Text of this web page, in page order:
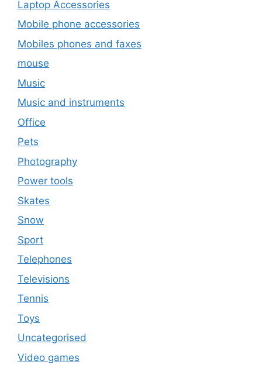
Laptop Accessories
Mobile phone accessories
Mobiles phones and faxes
mouse
Music
Music and instruments
Office
Pets
Photography
Power tools
Skates
Snow
Sport
Telephones
Televisions
Tennis
Toys
Uncategorised
Video games